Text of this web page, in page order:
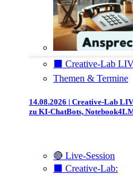
⬛️ Creative-Lab
Themen & Termine
14.08.2026 | Creative-Lab
zu KI-ChatBots,
🔴 Live-Session
⬛️ Creative-Lab: